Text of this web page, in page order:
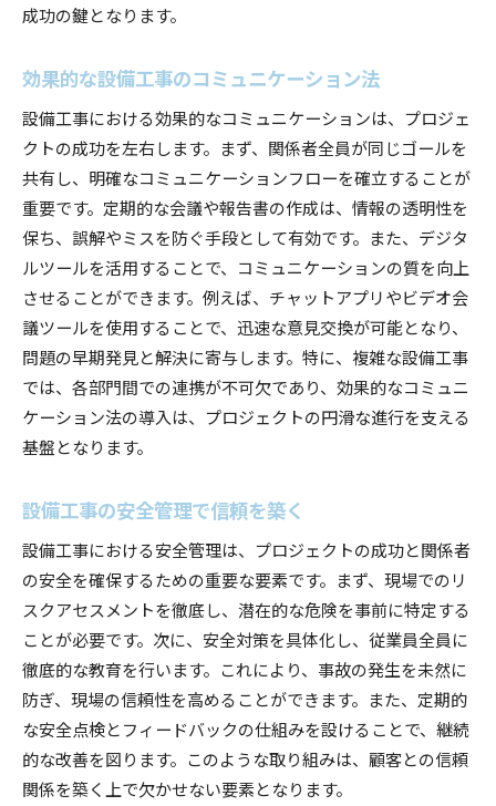
成功の鍵となります。
効果的な設備工事のコミュニケーション法
設備工事における効果的なコミュニケーションは、プロジェ
クトの成功を左右します。まず、関係者全員が同じゴールを
共有し、明確なコミュニケーションフローを確立することが
重要です。定期的な会議や報告書の作成は、情報の透明性を
保ち、誤解やミスを防ぐ手段として有効です。また、デジタ
ルツールを活用することで、コミュニケーションの質を向上
させることができます。例えば、チャットアプリやビデオ会
議ツールを使用することで、迅速な意見交換が可能となり、
問題の早期発見と解決に寄与します。特に、複雑な設備工事
では、各部門間での連携が不可欠であり、効果的なコミュニ
ケーション法の導入は、プロジェクトの円滑な進行を支える
基盤となります。
設備工事の安全管理で信頼を築く
設備工事における安全管理は、プロジェクトの成功と関係者
の安全を確保するための重要な要素です。まず、現場でのリ
スクアセスメントを徹底し、潜在的な危険を事前に特定する
ことが必要です。次に、安全対策を具体化し、従業員全員に
徹底的な教育を行います。これにより、事故の発生を未然に
防ぎ、現場の信頼性を高めることができます。また、定期的
な安全点検とフィードバックの仕組みを設けることで、継続
的な改善を図ります。このような取り組みは、顧客との信頼
関係を築く上で欠かせない要素となります。